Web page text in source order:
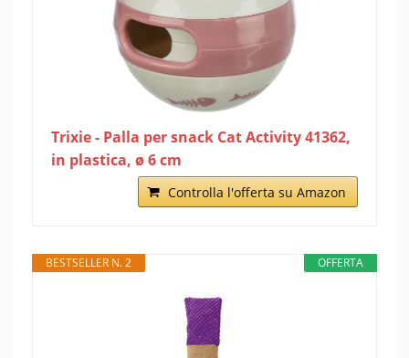
Trixie - Palla per snack Cat Activity 41362,
in plastica, ø 6 cm
Controlla l'offerta su Amazon
OFFERTA
BESTSELLER N. 2